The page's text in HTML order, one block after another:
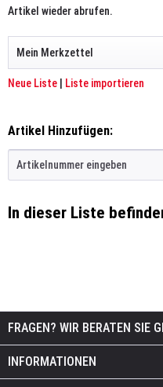
Artikel wieder abrufen.
Neue Liste Liste importieren
Artikel Hinzufügen:
In dieser Liste
FRAGEN? WIR BERATEN SIE
INFORMATIONEN